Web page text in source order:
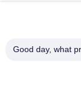
Good day, what